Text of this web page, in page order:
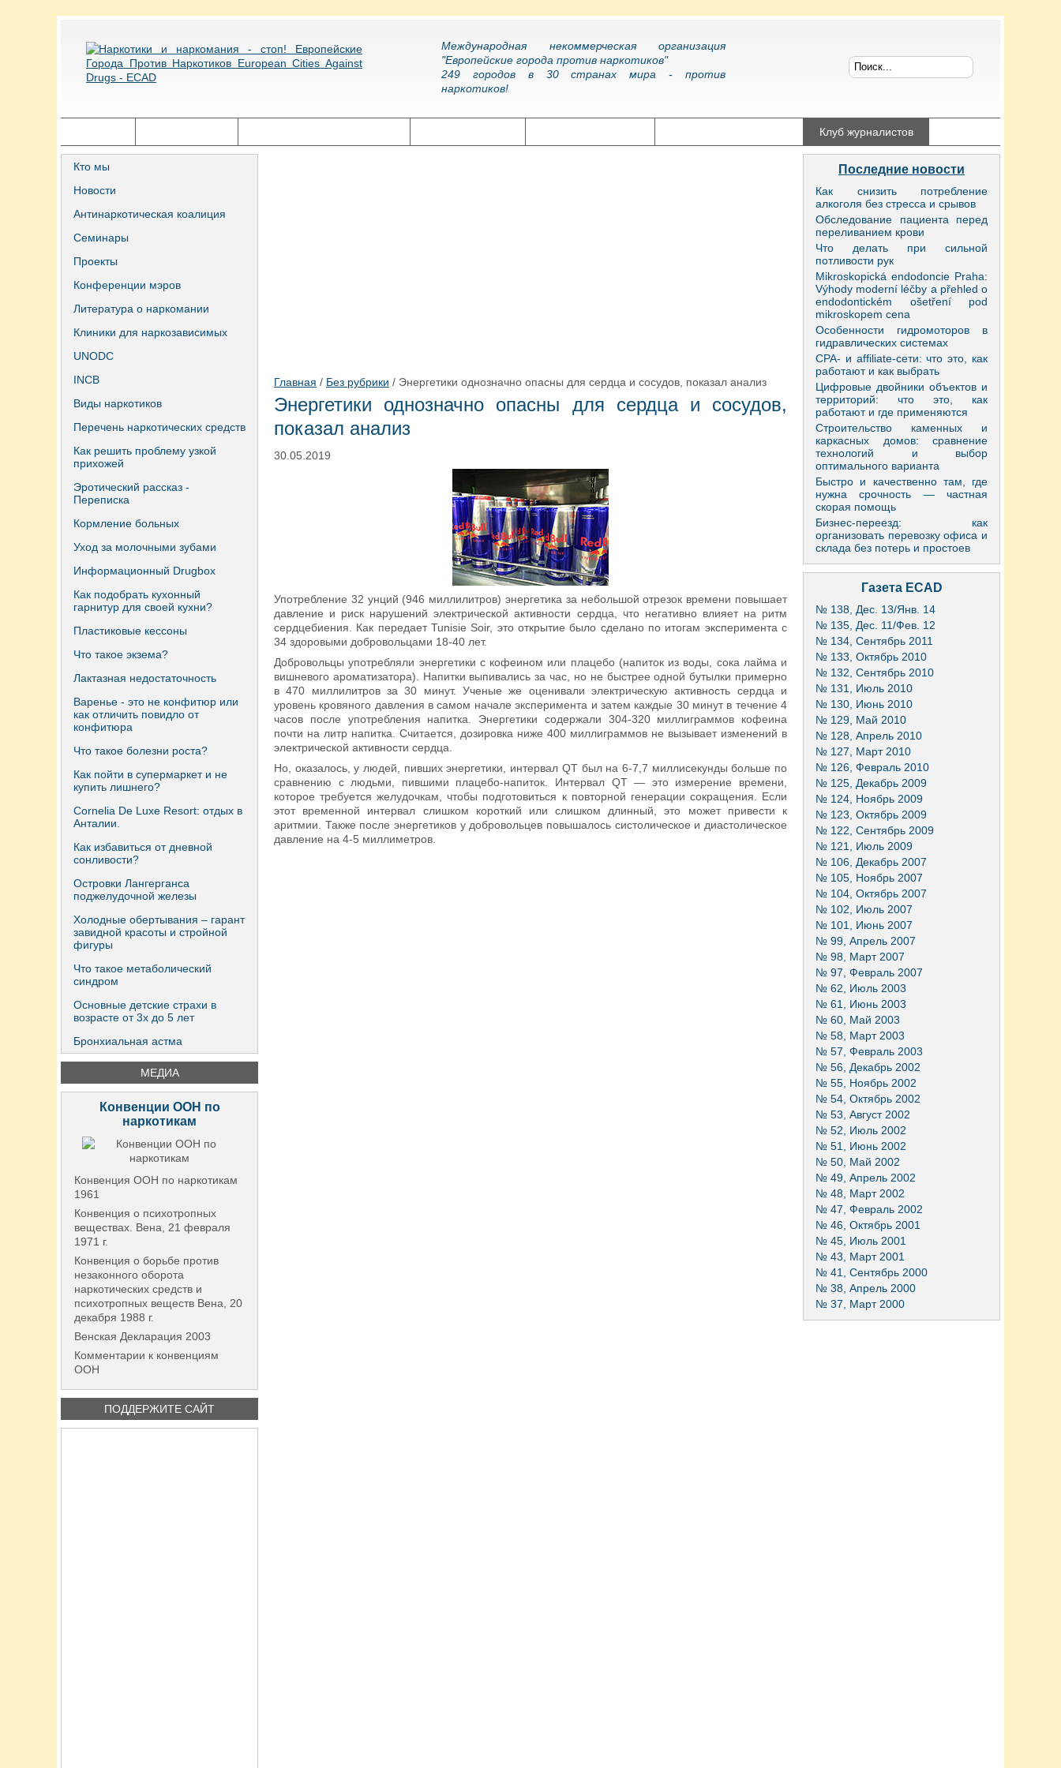
Международная некоммерческая организация
"Европейские города против наркотиков"
249 городов в 30 странах мира - против
наркотиков!
Клуб журналистов
Кто мы
Новости
Антинаркотическая коалиция
Семинары
Проекты
Конференции мэров
Литература о наркомании
Клиники для наркозависимых
UNODC
INCB
Виды наркотиков
Перечень наркотических средств
Как решить проблему узкой
прихожей
Эротический рассказ -
Переписка
Кормление больных
Уход за молочными зубами
Информационный Drugbox
Как подобрать кухонный
гарнитур для своей кухни?
Пластиковые кессоны
Что такое экзема?
Лактазная недостаточность
Варенье - это не конфитюр или
как отличить повидло от
конфитюра
Что такое болезни роста?
Как пойти в супермаркет и не
купить лишнего?
Сornelia De Luxe Resort: отдых в
Анталии.
Как избавиться от дневной
сонливости?
Островки Лангерганса
поджелудочной железы
Холодные обертывания – гарант
завидной красоты и стройной
фигуры
Что такое метаболический
синдром
Основные детские страхи в
возрасте от 3х до 5 лет
Бронхиальная астма
МЕДИА
Конвенции ООН по
наркотикам
Конвенция ООН по наркотикам
1961
Конвенция о психотропных
веществах. Вена, 21 февраля
1971 г.
Конвенция о борьбе против
незаконного оборота
наркотических средств и
психотропных веществ Вена, 20
декабря 1988 г.
Венская Декларация 2003
Комментарии к конвенциям
ООН
ПОДДЕРЖИТЕ САЙТ
Главная / Без рубрики / Энергетики однозначно опасны для сердца и сосудов, показал анализ
Энергетики однозначно опасны для сердца и сосудов,
показал анализ
30.05.2019
Употребление 32 унций (946 миллилитров) энергетика за небольшой отрезок времени повышает
давление и риск нарушений электрической активности сердца, что негативно влияет на ритм
сердцебиения. Как передает Tunisie Soir, это открытие было сделано по итогам эксперимента с
34 здоровыми добровольцами 18-40 лет.
Добровольцы употребляли энергетики с кофеином или плацебо (напиток из воды, сока лайма и
вишневого ароматизатора). Напитки выпивались за час, но не быстрее одной бутылки примерно
в 470 миллилитров за 30 минут. Ученые же оценивали электрическую активность сердца и
уровень кровяного давления в самом начале эксперимента и затем каждые 30 минут в течение 4
часов после употребления напитка. Энергетики содержали 304-320 миллиграммов кофеина
почти на литр напитка. Считается, дозировка ниже 400 миллиграммов не вызывает изменений в
электрической активности сердца.
Но, оказалось, у людей, пивших энергетики, интервал QT был на 6-7,7 миллисекунды больше по
сравнению с людьми, пившими плацебо-напиток. Интервал QT — это измерение времени,
которое требуется желудочкам, чтобы подготовиться к повторной генерации сокращения. Если
этот временной интервал слишком короткий или слишком длинный, это может привести к
аритмии. Также после энергетиков у добровольцев повышалось систолическое и диастолическое
давление на 4-5 миллиметров.
Последние новости
Как снизить потребление
алкоголя без стресса и срывов
Обследование пациента перед
переливанием крови
Что делать при сильной
потливости рук
Mikroskopická endodoncie Praha:
Výhody moderní léčby a přehled o
endodontickém ošetření pod
mikroskopem cena
Особенности гидромоторов в
гидравлических системах
CPA- и affiliate-сети: что это, как
работают и как выбрать
Цифровые двойники объектов и
территорий: что это, как
работают и где применяются
Строительство каменных и
каркасных домов: сравнение
технологий и выбор
оптимального варианта
Быстро и качественно там, где
нужна срочность — частная
скорая помощь
Бизнес-переезд: как
организовать перевозку офиса и
склада без потерь и простоев
Газета ECAD
№ 138, Дес. 13/Янв. 14
№ 135, Дес. 11/Фев. 12
№ 134, Сентябрь 2011
№ 133, Октябрь 2010
№ 132, Сентябрь 2010
№ 131, Июль 2010
№ 130, Июнь 2010
№ 129, Май 2010
№ 128, Апрель 2010
№ 127, Март 2010
№ 126, Февраль 2010
№ 125, Декабрь 2009
№ 124, Ноябрь 2009
№ 123, Октябрь 2009
№ 122, Сентябрь 2009
№ 121, Июль 2009
№ 106, Декабрь 2007
№ 105, Ноябрь 2007
№ 104, Октябрь 2007
№ 102, Июль 2007
№ 101, Июнь 2007
№ 99, Апрель 2007
№ 98, Март 2007
№ 97, Февраль 2007
№ 62, Июль 2003
№ 61, Июнь 2003
№ 60, Май 2003
№ 58, Март 2003
№ 57, Февраль 2003
№ 56, Декабрь 2002
№ 55, Ноябрь 2002
№ 54, Октябрь 2002
№ 53, Август 2002
№ 52, Июль 2002
№ 51, Июнь 2002
№ 50, Май 2002
№ 49, Апрель 2002
№ 48, Март 2002
№ 47, Февраль 2002
№ 46, Октябрь 2001
№ 45, Июль 2001
№ 43, Март 2001
№ 41, Сентябрь 2000
№ 38, Апрель 2000
№ 37, Март 2000